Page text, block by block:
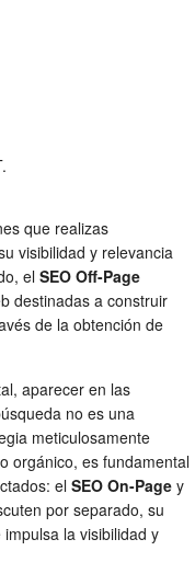
que realizas
visibilidad y relevancia
el SEO Off-Page
destinadas a construir
de la obtención de
aparecer en las
no es una
meticulosamente
orgánico, es fundamental
el SEO On-Page y
por separado, su
la visibilidad y